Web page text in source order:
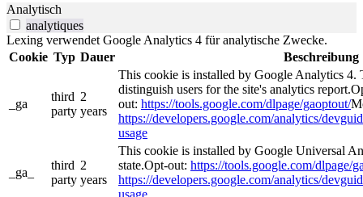
Analytisch
analytiques
Lexing verwendet Google Analytics 4 für analytische Zwecke.
Cookie Typ Dauer Beschreibung
_ga
third
party
2
years
This cookie is installed by Google Analytics 4.
distinguish users for the site's analytics
out: https://tools.google.com/dlpage/gaoptout/
https://developers.google.com/analytics/
usage
_ga_
third
party
2
years
This cookie is installed by Google Universal
state.Opt-out: https://tools.google.com/dlpage/
https://developers.google.com/analytics/
usage